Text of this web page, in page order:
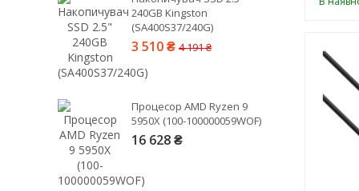
2,5
3
5
6
10
15
20
50
240GB Kingston
(SA400S37/240G)
3 510 ₴ 4 191 ₴
Процесор AMD Ryzen 9
5950X (100-100000059WOF)
16 628 ₴